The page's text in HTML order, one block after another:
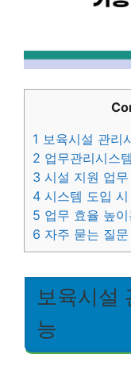
1 보육시설 관리
2 업무관리시스
3 시설 지원 업
4 시스템 도입
5 업무 효율 높
6 자주 묻는 질문
보육시설
능